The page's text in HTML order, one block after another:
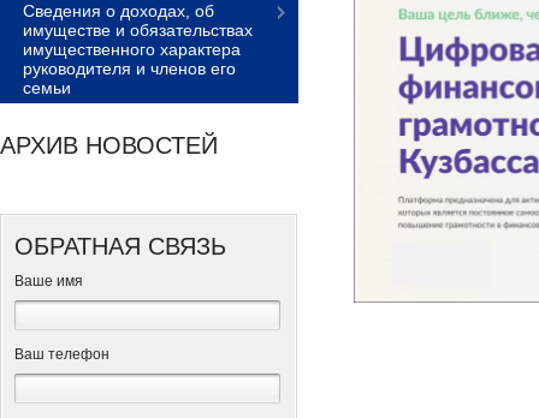
Сведения о доходах, об
имуществе и обязательствах
имущественного характера
руководителя и членов его
семьи
АРХИВ НОВОСТЕЙ
ОБРАТНАЯ СВЯЗЬ
Ваше имя
Ваш телефон